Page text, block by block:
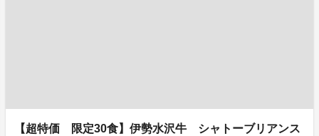
【超特価 限定30食】伊勢水沢牛 シャトーブリアンス